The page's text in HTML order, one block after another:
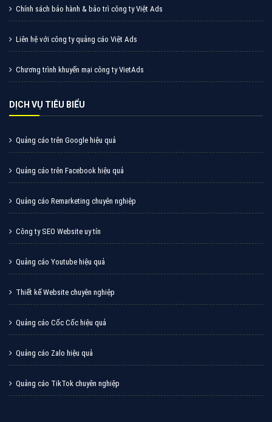
Chính sách bảo hành & bảo trì công ty Việt Ads
Liên hệ với công ty quảng cáo Việt Ads
Chương trình khuyến mại công ty VietAds
DỊCH VỤ TIÊU BIỂU
Quảng cáo trên Google hiệu quả
Quảng cáo trên Facebook hiệu quả
Quảng cáo Remarketing chuyên nghiệp
Công ty SEO Website uy tín
Quảng cáo Youtube hiệu quả
Thiết kế Website chuyên nghiệp
Quảng cáo Cốc Cốc hiệu quả
Quảng cáo Zalo hiệu quả
Quảng cáo TikTok chuyên nghiệp